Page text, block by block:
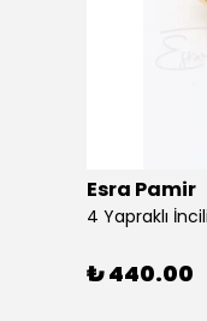
Esra Pamir
4 Yapraklı
₺ 440.00